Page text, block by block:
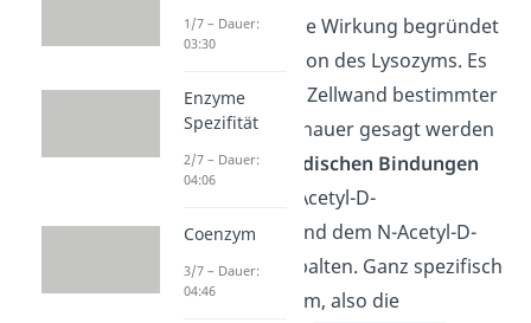
Die antibakterielle Wirkung begründet
sich in der Funktion des Lysozyms. Es
baut nämlich die Zellwand bestimmter
Bakterien ab. Genauer gesagt werden
dieβ-1,4-glykosidischen Bindungen
zwischen der N-Acetyl-D-
Muraminsäure und dem N-Acetyl-D-
Glucosamin gespalten. Ganz spezifisch
greift das Lysozym, also die
1/7 – Dauer:
03:30
Enzyme
Spezifität
2/7 – Dauer:
04:06
Coenzym
3/7 – Dauer:
04:46